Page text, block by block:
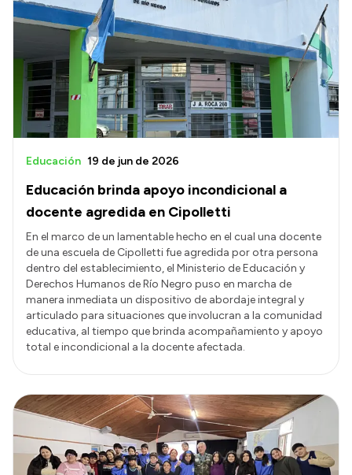
Educación brinda apoyo incondicional a
docente agredida en Cipolletti
Educación 19 de jun de 2026
En el marco de un lamentable hecho en el cual una docente
de una escuela de Cipolletti fue agredida por otra persona
dentro del establecimiento, el Ministerio de Educación y
Derechos Humanos de Río Negro puso en marcha de
manera inmediata un dispositivo de abordaje integral y
articulado para situaciones que involucran a la comunidad
educativa, al tiempo que brinda acompañamiento y apoyo
total e incondicional a la docente afectada.